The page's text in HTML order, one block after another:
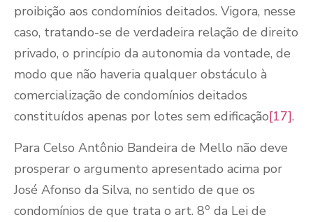
proibição aos condomínios deitados. Vigora, nesse
caso, tratando-se de verdadeira relação de direito
privado, o princípio da autonomia da vontade, de
modo que não haveria qualquer obstáculo à
comercialização de condomínios deitados
constituídos apenas por lotes sem edificação[17].
Para Celso Antônio Bandeira de Mello não deve
prosperar o argumento apresentado acima por
José Afonso da Silva, no sentido de que os
condomínios de que trata o art. 8o da Lei de